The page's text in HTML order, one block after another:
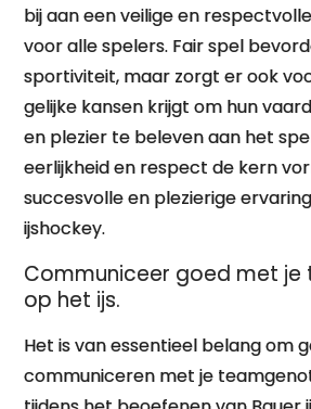
bij aan een veilige en
voor alle spelers. Fair spel
sportiviteit, maar zorgt er ook
gelijke kansen krijgt om hun
en plezier te beleven aan het
eerlijkheid en respect de kern
succesvolle en plezierige
ijshockey.
Communiceer goed met
op het ijs.
Het is van essentieel belang om
communiceren met je